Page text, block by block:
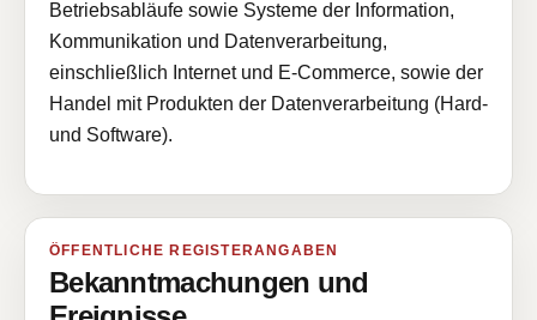
Betriebsabläufe sowie Systeme der Information,
Kommunikation und Datenverarbeitung,
einschließlich Internet und E-Commerce, sowie der
Handel mit Produkten der Datenverarbeitung (Hard-
und Software).
ÖFFENTLICHE REGISTERANGABEN
Bekanntmachungen und